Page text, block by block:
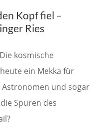
Kopf fiel –
Ries
kosmische
ein Mekka für
und sogar
Spuren des